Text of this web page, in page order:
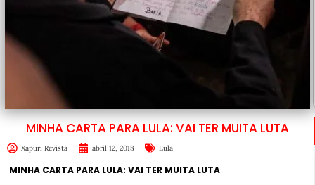
MINHA CARTA PARA LULA: VAI TER MUITA LUTA
Xapuri Revista abril 12, 2018 Lula
MINHA CARTA PARA LULA: VAI TER MUITA LUTA